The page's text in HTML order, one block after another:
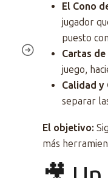
El Cono
jugador
puesto
Cartas
juego,
Calidad y
separar
El objetivo:
más